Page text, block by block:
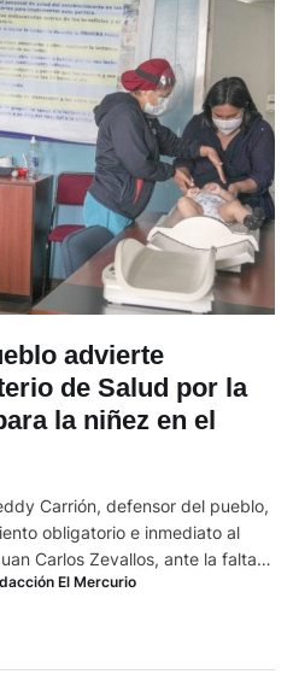
advierte
de Salud por la
la niñez en el
Carrión, defensor del pueblo,
obligatorio e inmediato al
Carlos Zevallos, ante la falta
escasez de vacunas para niños
La Defensoría del Pueblo
El Mercurio